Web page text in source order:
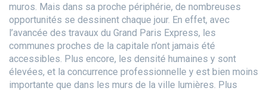
muros. Mais dans sa proche périphérie, de nombreuses
opportunités se dessinent chaque jour. En effet, avec
l’avancée des travaux du Grand Paris Express, les
communes proches de la capitale n’ont jamais été
accessibles. Plus encore, les densité humaines y sont
élevées, et la concurrence professionnelle y est bien moins
importante que dans les murs de la ville lumières. Plus